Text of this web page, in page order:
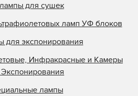
для сушек
ламп УФ блоков
для экспонирования
Инфракрасные и Камеры
лампы